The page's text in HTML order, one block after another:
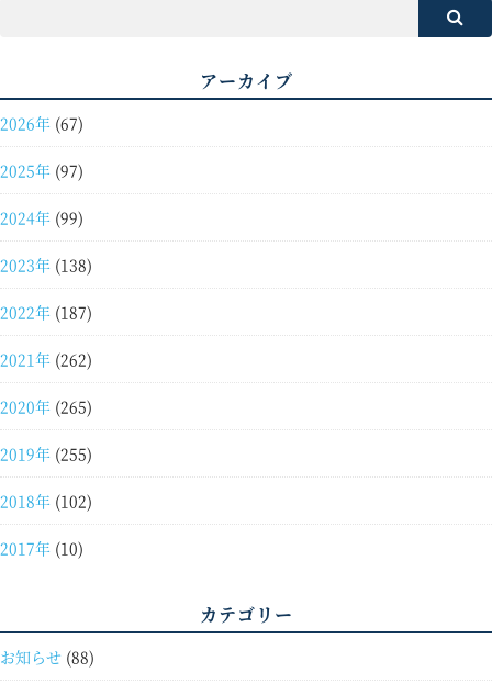
アーカイブ
2026年 (67)
2025年 (97)
2024年 (99)
2023年 (138)
2022年 (187)
2021年 (262)
2020年 (265)
2019年 (255)
2018年 (102)
2017年 (10)
カテゴリー
お知らせ (88)